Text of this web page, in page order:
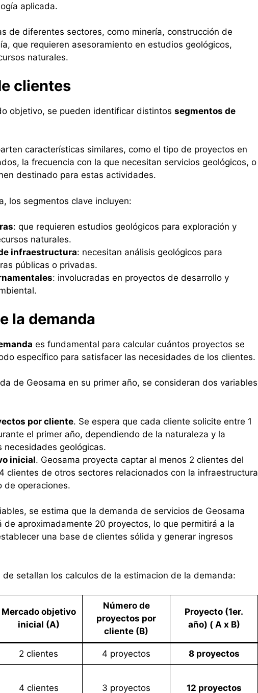
aplicada.
de diferentes sectores, como minería, construcción de
que requieren asesoramiento en estudios geológicos,
naturales.
clientes
objetivo, se pueden identificar distintos segmentos de
características similares, como el tipo de proyectos en
la frecuencia con la que necesitan servicios geológicos, o
destinado para estas actividades.
los segmentos clave incluyen:
: que requieren estudios geológicos para exploración y
naturales.
infraestructura: necesitan análisis geológicos para
públicas o privadas.
: involucradas en proyectos de desarrollo y
la demanda
es fundamental para calcular cuántos proyectos se
específico para satisfacer las necesidades de los clientes.
de Geosama en su primer año, se consideran dos variables
por cliente. Se espera que cada cliente solicite entre 1
el primer año, dependiendo de la naturaleza y la
necesidades geológicas.
inicial. Geosama proyecta captar al menos 2 clientes del
clientes de otros sectores relacionados con la infraestructura
de operaciones.
se estima que la demanda de servicios de Geosama
de aproximadamente 20 proyectos, lo que permitirá a la
una base de clientes sólida y generar ingresos
de setallan los calculos de la estimacion de la demanda:
Mercado objetivo
inicial (A)
Número de
proyectos por
cliente (B)
Proyecto (1er.
año) ( A x B)
2 clientes 4 proyectos 8 proyectos
4 clientes 3 proyectos 12 proyectos